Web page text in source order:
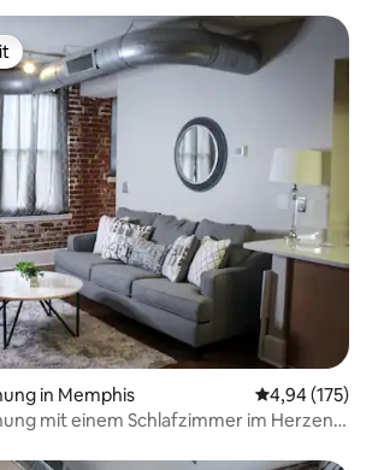
Favorit.
in Memphis
4,94 (175)
mit einem Schlafzimmer im Herzen